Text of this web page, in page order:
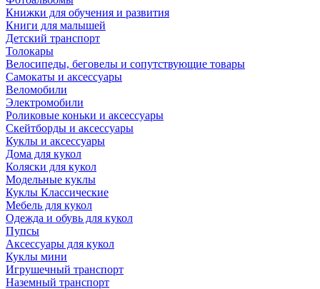
Книжки для обучения и развития
Книги для малышей
Детский транспорт
Толокары
Велосипеды, беговелы и сопутствующие товары
Самокаты и аксессуары
Веломобили
Электромобили
Роликовые коньки и аксессуары
Скейтборды и аксессуары
Куклы и аксессуары
Дома для кукол
Коляски для кукол
Модельные куклы
Куклы Классические
Мебель для кукол
Одежда и обувь для кукол
Пупсы
Аксессуары для кукол
Куклы мини
Игрушечный транспорт
Наземный транспорт